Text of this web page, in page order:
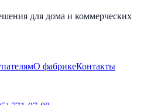
для дома и коммерческих
О фабрикеКонтакты